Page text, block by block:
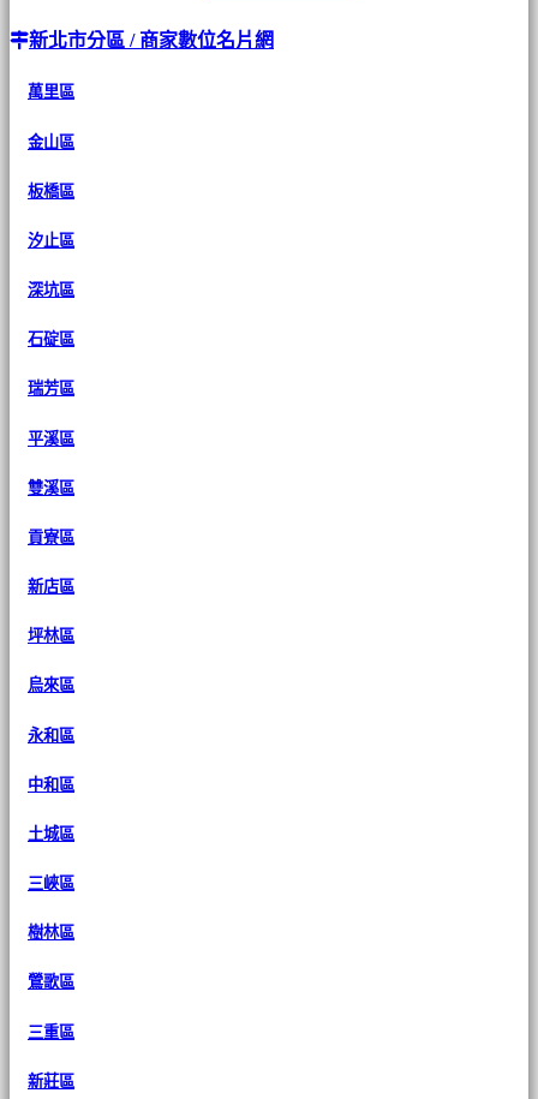
新北市分區 / 商家數位名片網
萬里區
金山區
板橋區
汐止區
深坑區
石碇區
瑞芳區
平溪區
雙溪區
貢寮區
新店區
坪林區
烏來區
永和區
中和區
土城區
三峽區
樹林區
鶯歌區
三重區
新莊區